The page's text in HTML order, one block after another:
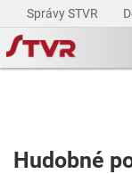
Správy STVR
Hudobné